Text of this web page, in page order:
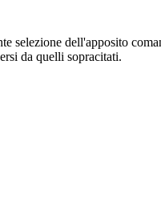
selezione dell'apposito
da quelli sopracitati.